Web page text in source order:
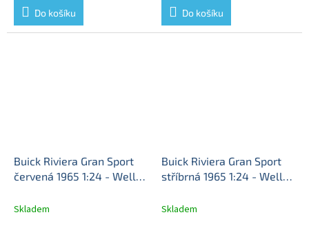
Do košíku Do košíku
Buick Riviera Gran Sport
červená 1965 1:24 - Welly
model
Skladem
Buick Riviera Gran Sport
stříbrná 1965 1:24 - Welly
model
Skladem